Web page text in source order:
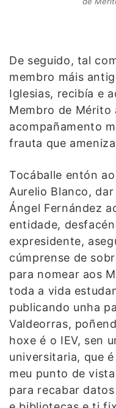
De seguido, tal
membro máis
Iglesias, recibía e
Membro de Mérito
acompañamento
frauta que
Tocáballe entón
Aurelio Blanco,
Ángel Fernández
entidade,
expresidente,
cúmprense de
para nomear aos
toda a vida
publicando unha
Valdeorras,
hoxe é o IEV, sen
universitaria, que
meu punto de
para recabar